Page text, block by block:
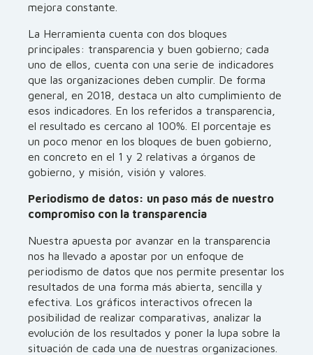
mejora constante.
La Herramienta cuenta con dos bloques
principales: transparencia y buen gobierno; cada
uno de ellos, cuenta con una serie de indicadores
que las organizaciones deben cumplir. De forma
general, en 2018, destaca un alto cumplimiento de
esos indicadores. En los referidos a transparencia,
el resultado es cercano al 100%. El porcentaje es
un poco menor en los bloques de buen gobierno,
en concreto en el 1 y 2 relativas a órganos de
gobierno, y misión, visión y valores.
Periodismo de datos: un paso más de nuestro
compromiso con la transparencia
Nuestra apuesta por avanzar en la transparencia
nos ha llevado a apostar por un enfoque de
periodismo de datos que nos permite presentar los
resultados de una forma más abierta, sencilla y
efectiva. Los gráficos interactivos ofrecen la
posibilidad de realizar comparativas, analizar la
evolución de los resultados y poner la lupa sobre la
situación de cada una de nuestras organizaciones.